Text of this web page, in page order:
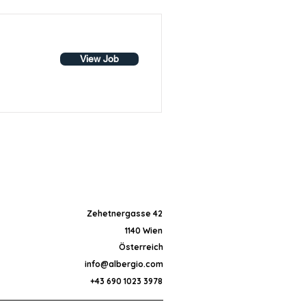
View Job
Zehetnergasse 42
1140 Wien
Österreich
info@albergio.com
+43 690 1023 3978